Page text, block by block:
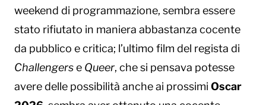
weekend di programmazione, sembra essere
stato rifiutato in maniera abbastanza cocente
da pubblico e critica; l’ultimo film del regista di
Challengerse Queer, che si pensava potesse
avere delle possibilità anche ai prossimi Oscar